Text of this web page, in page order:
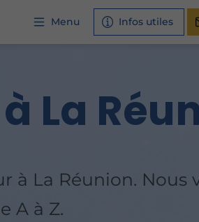
Menu Infos utiles
La
à La Réunion. Nous
A à Z.